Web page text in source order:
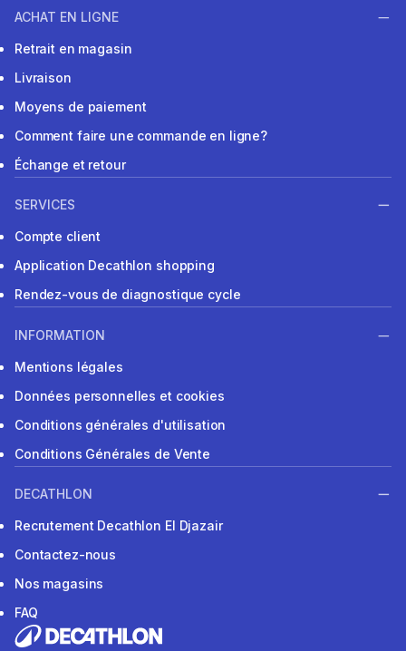
ACHAT EN LIGNE
Retrait en magasin
Livraison
Moyens de paiement
Comment faire une commande en ligne?
Échange et retour
SERVICES
Compte client
Application Decathlon shopping
Rendez-vous de diagnostique cycle
INFORMATION
Mentions légales
Données personnelles et cookies
Conditions générales d'utilisation
Conditions Générales de Vente
DECATHLON
Recrutement Decathlon El Djazair
Contactez-nous
Nos magasins
FAQ